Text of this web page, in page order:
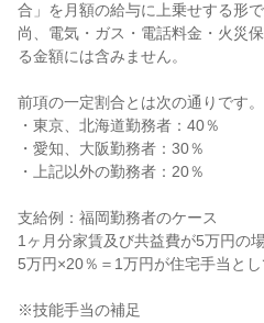
合」を月額の給与に上乗せする形で
尚、電気・ガス・電話料金・火災
る金額には含みません。
前項の一定割合とは次の通りです
・東京、北海道勤務者：40％
・愛知、大阪勤務者：30％
・上記以外の勤務者：20％
支給例：福岡勤務者のケース
1ヶ月分家賃及び共益費が5万円の場
5万円×20％＝1万円が住宅手当とし
※技能手当の補足